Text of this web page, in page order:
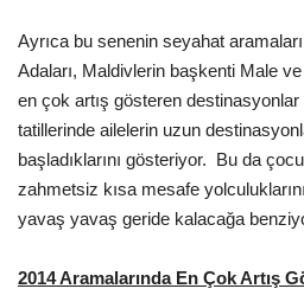
Ayrıca bu senenin seyahat
Adaları, Maldivlerin başkenti Male
en çok artış gösteren destinasyonlar
tatillerinde ailelerin uzun
başladıklarını gösteriyor. Bu da
zahmetsiz kısa mesafe
yavaş yavaş geride kalacağa
2014 Aramalarında En Çok Artış